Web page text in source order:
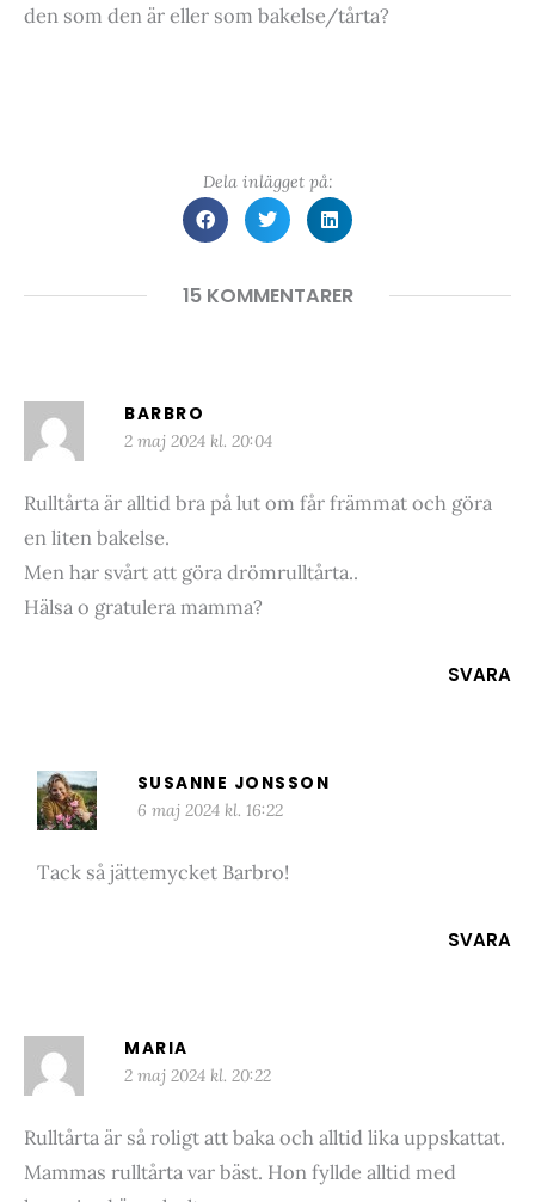
den som den är eller som bakelse/tårta?
Dela inlägget på:
15 KOMMENTARER
BARBRO
2 maj 2024 kl. 20:04
Rulltårta är alltid bra på lut om får främmat och göra
en liten bakelse.
Men har svårt att göra drömrulltårta..
Hälsa o gratulera mamma?
SVARA
SUSANNE JONSSON
6 maj 2024 kl. 16:22
Tack så jättemycket Barbro!
SVARA
MARIA
2 maj 2024 kl. 20:22
Rulltårta är så roligt att baka och alltid lika uppskattat.
Mammas rulltårta var bäst. Hon fyllde alltid med